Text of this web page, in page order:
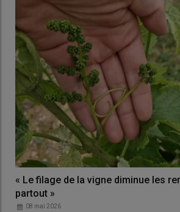
« Le filage de la vigne diminue les
partout »
08 mai 2026